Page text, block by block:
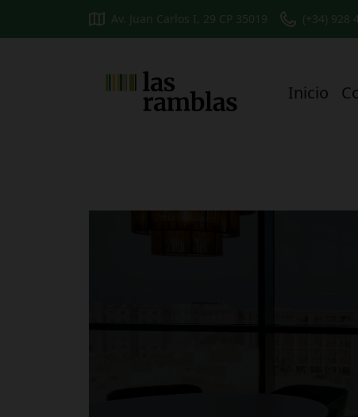
Av. Juan Carlos I, 29 CP 35019 (+34) 928
Inicio